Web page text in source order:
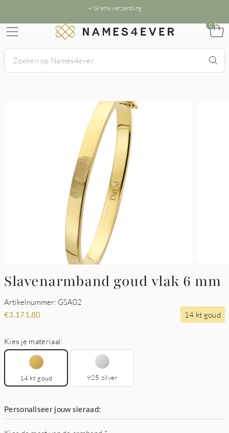
Gratis verzending
0
Slavenarmband goud vlak 6 mm
Artikelnummer: GSA02
€3.171,80 14 kt goud
Kies je materiaal:
14 kt goud 925 zilver
Personaliseer jouw sieraad: